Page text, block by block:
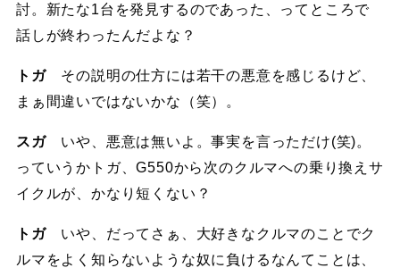
討。新たな1台を発見するのであった、ってところで
話しが終わったんだよな？
トガ その説明の仕方には若干の悪意を感じるけど、
まぁ間違いではないかな（笑）。
スガ いや、悪意は無いよ。事実を言っただけ(笑)。
っていうかトガ、G550から次のクルマへの乗り換えサ
イクルが、かなり短くない？
トガ いや、だってさぁ、大好きなクルマのことでク
ルマをよく知らないような奴に負けるなんてことは、